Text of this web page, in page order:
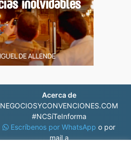
Acerca de
NEGOCIOSYCONVENCIONES.COM
#NCSíTeInforma
Escríbenos por WhatsAppo por
mail a